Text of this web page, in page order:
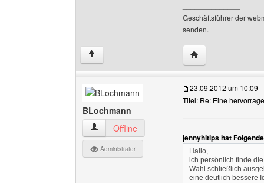
Geschäftsführer der
senden.
↑ Website dieses
BLochmann
BLochmann Benutzer-Profile anzeigen
Offline
Administrator
23.09.2012 um 10:09
Titel: Re: Eine
jennyhitips hat
Hallo,
ich persönlich finde
Wahl schließlich
eine deutlich bessere